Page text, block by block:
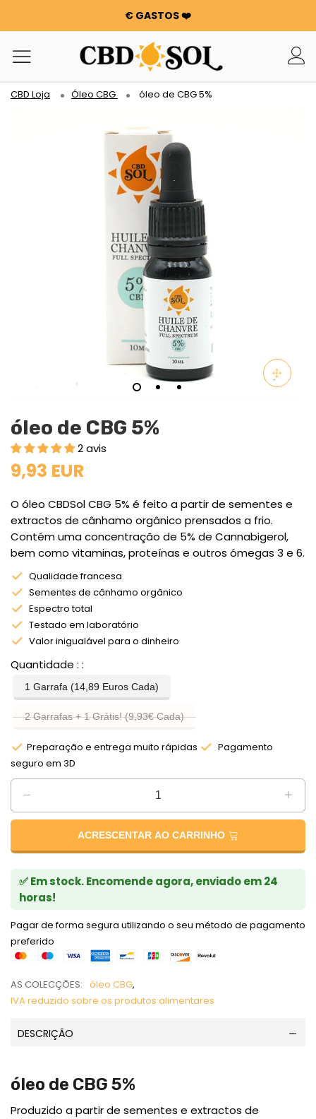
€ GASTOS ❤️
WATERMELON CBD A PARTIR DE 0,30 €/g 🍉 !
OS PEDIDOS SÃO DUPLICADOS ✨
100 G DE FLORES OU RESINAS OFERECIDAS POR CADA 100
€ GASTOS ❤️
WATERMELON CBD A PARTIR DE 0,30 €/g 🍉 !
100 G DE FLORES OU RESINAS OFERECIDAS POR CADA 100
€ GASTOS ❤️
CBD Loja Óleo CBG óleo de CBG 5%
óleo de CBG 5%
2 avis
9,93 EUR
O óleo CBDSol CBG 5% é feito a partir de sementes e
extractos de cânhamo orgânico prensados a frio.
Contém uma concentração de 5% de Cannabigerol,
bem como vitaminas, proteínas e outros ómegas 3 e 6.
Qualidade francesa
Sementes de cânhamo orgânico
Espectro total
Testado em laboratório
Valor inigualável para o dinheiro
Quantidade :
1 Garrafa (14,89 Euros Cada)
2 Garrafas + 1 Grátis! (9,93€ Cada)
Preparação e entrega muito rápidas
Pagamento
seguro em 3D
ACRESCENTAR AO CARRINHO
✅ Em stock. Encomende agora, enviado em 24
horas!
Pagar de forma segura utilizando o seu método de pagamento
preferido
AS COLECÇÕES: óleo CBG,
IVA reduzido sobre os produtos alimentares
DESCRIÇÃO
óleo de CBG 5%
Produzido a partir de sementes e extractos de